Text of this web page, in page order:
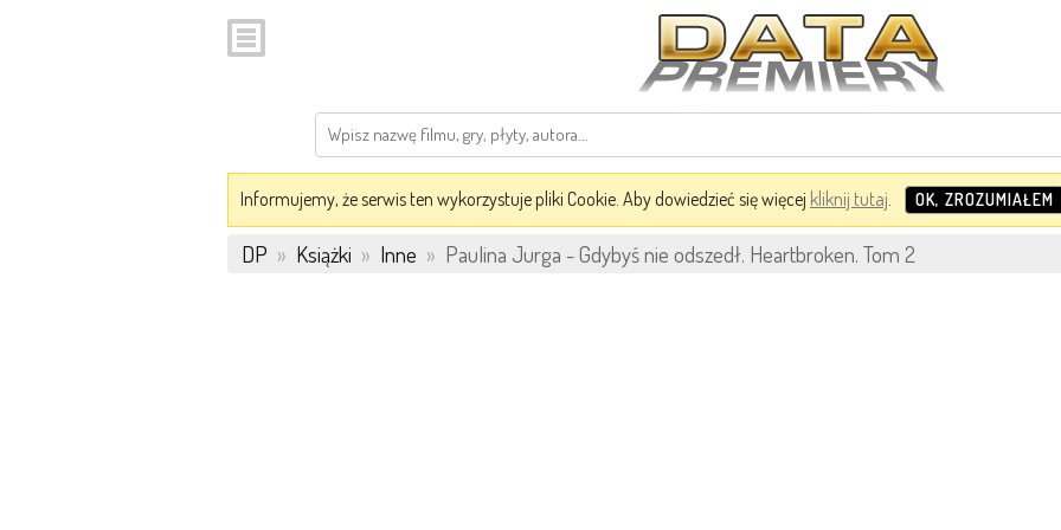
Informujemy, że serwis ten wykorzystuje pliki Cookie. Aby dowiedzieć się więcej kliknij tutaj. OK, ZROZUMIAŁEM
DP » Książki » Inne » Paulina Jurga - Gdybyś nie odszedł. Heartbroken. Tom 2